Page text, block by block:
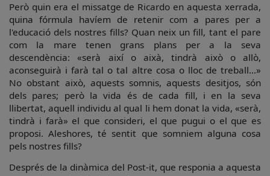
Però quin era el missatge de Ricardo en aquesta xerrada,
quina fórmula havíem de retenir com a pares per a
l'educació dels nostres fills? Quan neix un fill, tant el pare
com la mare tenen grans plans per a la seva
descendència: «serà així o aixà, tindrà això o allò,
aconseguirà i farà tal o tal altre cosa o lloc de treball...»
No obstant això, aquests somnis, aquests desitjos, són
dels pares; però la vida és de cada fill, i en la seva
llibertat, aquell individu al qual li hem donat la vida, «serà,
tindrà i farà» el que consideri, el que pugui o el que es
proposi. Aleshores, té sentit que somniem alguna cosa
pels nostres fills?
Després de la dinàmica del Post-it, que responia a aquesta